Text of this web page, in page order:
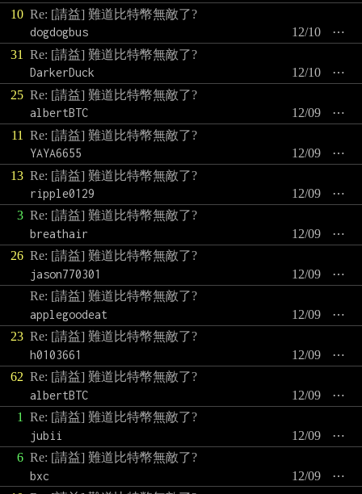
10 Re: [請益] 難道比特幣無敵了?
dogdogbus
⋯
12/10
31
Re: [請益] 難道比特幣無敵了?
DarkerDuck
⋯
12/10
25 Re: [請益] 難道比特幣無敵了?
albertBTC
⋯
12/09
11
Re: [請益] 難道比特幣無敵了?
YAYA6655
⋯
12/09
13 Re: [請益] 難道比特幣無敵了?
ripple0129
⋯
12/09
3 Re: [請益] 難道比特幣無敵了?
breathair
⋯
12/09
26 Re: [請益] 難道比特幣無敵了?
jason770301
⋯
12/09
Re: [請益] 難道比特幣無敵了?
applegoodeat
⋯
12/09
23 Re: [請益] 難道比特幣無敵了?
h0103661
⋯
12/09
62 Re: [請益] 難道比特幣無敵了?
albertBTC
⋯
12/09
1
Re: [請益] 難道比特幣無敵了?
jubii
⋯
12/09
6 Re: [請益] 難道比特幣無敵了?
bxc
⋯
12/09